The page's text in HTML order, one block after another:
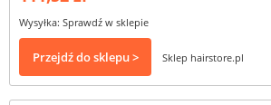
Wysyłka: Sprawdź w sklepie
Przejdź do sklepu > Sklep hairstore.pl